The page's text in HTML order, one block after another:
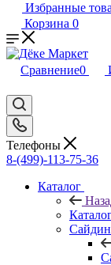
Избранные
Корзина 0
Сравнение0
Телефоны
8-(499)-113-75-36
Каталог